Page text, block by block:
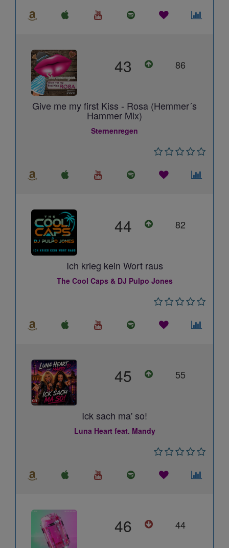
43 86
Give me my first Kiss - Rosa (Hemmer´s
Hammer Mix)
Sternenregen
44 82
Ich krieg kein Wort raus
The Cool Caps & DJ Pulpo Jones
45 55
Ick sach ma' so!
Luna Heart feat. Mandy
46 44